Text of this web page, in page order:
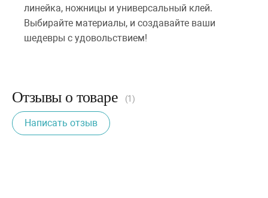
линейка, ножницы и универсальный клей.
Выбирайте материалы, и создавайте ваши
шедевры с удовольствием!
Отзывы о товаре (1)
Написать отзыв